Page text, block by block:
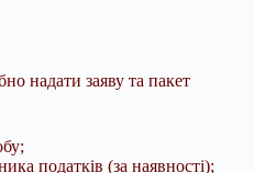
надати заяву та пакет
податків (за наявності);